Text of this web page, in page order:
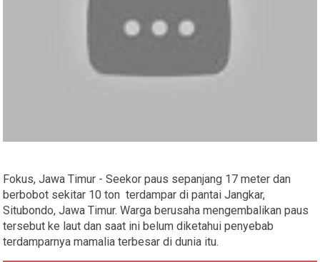
Fokus, Jawa Timur - Seekor paus sepanjang 17 meter dan
berbobot sekitar 10 ton terdampar di pantai Jangkar,
Situbondo, Jawa Timur. Warga berusaha mengembalikan paus
tersebut ke laut dan saat ini belum diketahui penyebab
terdamparnya mamalia terbesar di dunia itu.